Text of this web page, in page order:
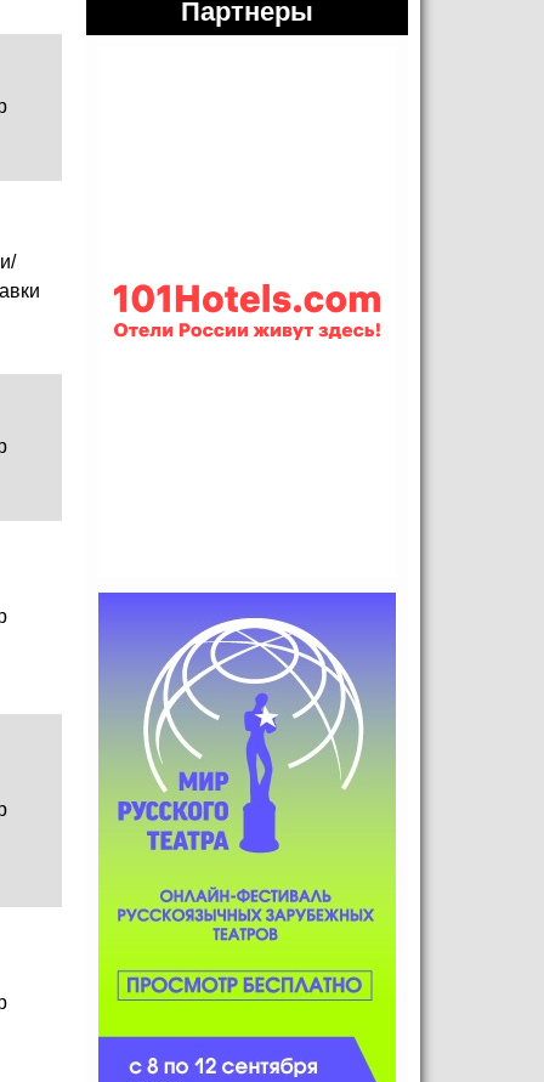
Партнеры